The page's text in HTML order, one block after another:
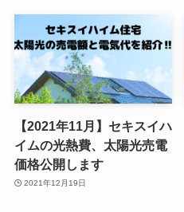
【2021年11月】セキスイハ
イムの光熱費、太陽光売電
価格公開します
2021年12月19日